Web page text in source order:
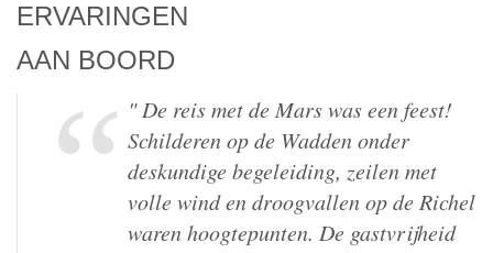
ERVARINGEN
AAN BOORD
" Een weekje op het schip Mars is erg
inspirerend. Veel onderwerpen om je
heen. Ook gebeurt er van alles. Geen
dag is hetzelfde, veel andere plekken
om te werken of te recreëren. De